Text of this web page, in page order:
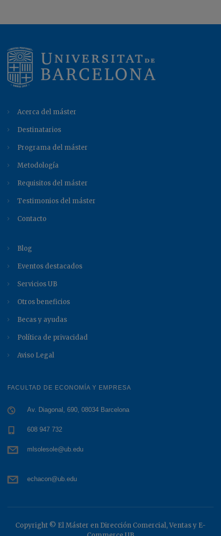
Acerca del máster
Destinatarios
Programa del máster
Metodología
Requisitos del máster
Testimonios del máster
Contacto
Blog
Eventos destacados
Servicios UB
Otros beneficios
Becas y ayudas
Política de privacidad
Aviso Legal
FACULTAD DE ECONOMÍA Y EMPRESA
Av. Diagonal, 690, 08034 Barcelona
608 947 732
mlsolesole@ub.edu
echacon@ub.edu
Copyright © El Máster en Dirección Comercial, Ventas y E-